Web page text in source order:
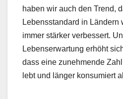
haben wir auch den Trend,
Lebensstandard in Ländern
immer stärker verbessert.
Lebenserwartung erhöht
dass eine zunehmende
lebt und länger konsumiert